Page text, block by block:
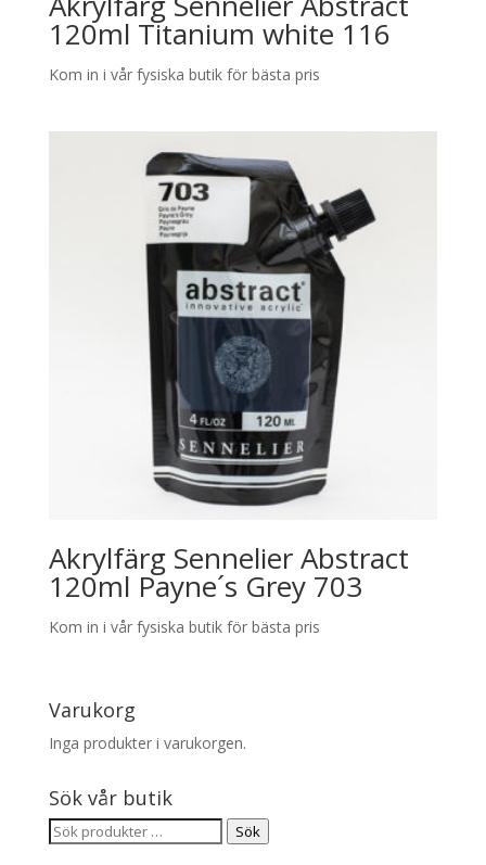
120ml Titanium white 116
Kom in i vår fysiska butik för bästa pris
Akrylfärg Sennelier Abstract
120ml Payne´s Grey 703
Kom in i vår fysiska butik för bästa pris
Varukorg
Inga produkter i varukorgen.
Sök vår butik
Sök
Sök